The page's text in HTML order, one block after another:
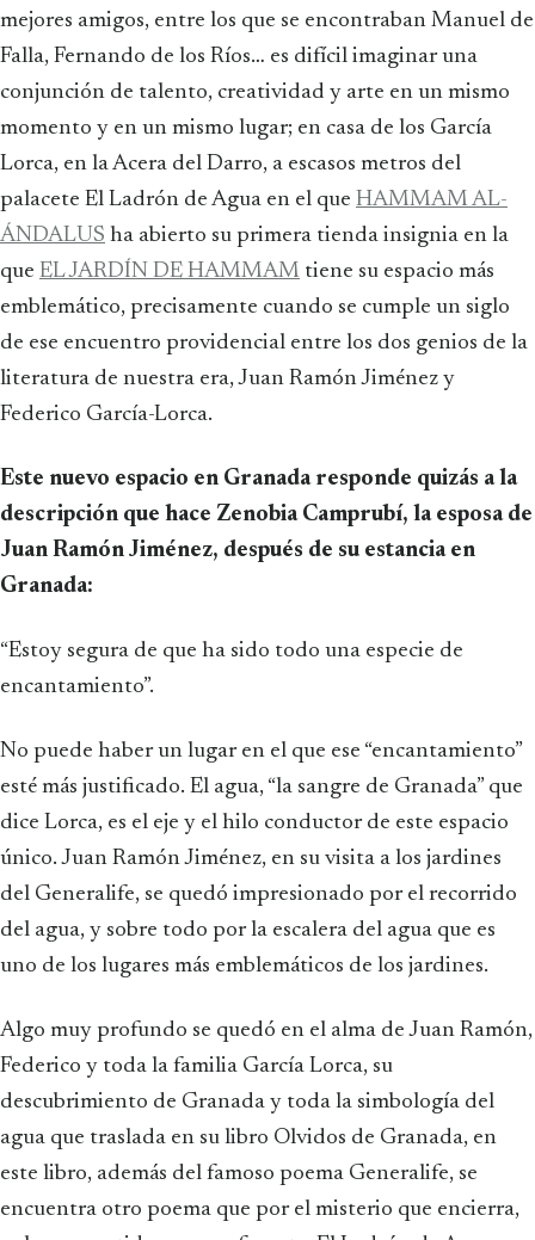
mejores amigos, entre los que se encontraban Manuel de
Falla, Fernando de los Ríos… es difícil imaginar una
conjunción de talento, creatividad y arte en un mismo
momento y en un mismo lugar; en casa de los García
Lorca, en la Acera del Darro, a escasos metros del
palacete El Ladrón de Agua en el que HAMMAM AL-
ÁNDALUS ha abierto su primera tienda insignia en la
que EL JARDÍN DE HAMMAM tiene su espacio más
emblemático, precisamente cuando se cumple un siglo
de ese encuentro providencial entre los dos genios de la
literatura de nuestra era, Juan Ramón Jiménez y
Federico García-Lorca.
Este nuevo espacio en Granada responde quizás a la
descripción que hace Zenobia Camprubí, la esposa de
Juan Ramón Jiménez, después de su estancia en
Granada:
“Estoy segura de que ha sido todo una especie de
encantamiento”.
No puede haber un lugar en el que ese “encantamiento”
esté más justificado. El agua, “la sangre de Granada” que
dice Lorca, es el eje y el hilo conductor de este espacio
único. Juan Ramón Jiménez, en su visita a los jardines
del Generalife, se quedó impresionado por el recorrido
del agua, y sobre todo por la escalera del agua que es
uno de los lugares más emblemáticos de los jardines.
Algo muy profundo se quedó en el alma de Juan Ramón,
Federico y toda la familia García Lorca, su
descubrimiento de Granada y toda la simbología del
agua que traslada en su libro Olvidos de Granada, en
este libro, además del famoso poema Generalife, se
encuentra otro poema que por el misterio que encierra,